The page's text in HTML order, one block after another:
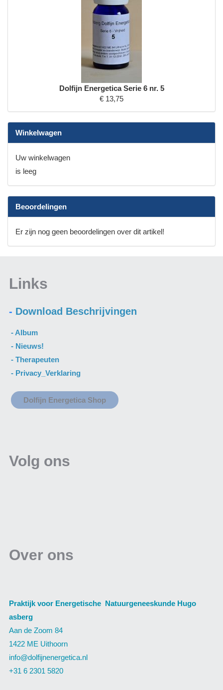
Dolfijn Energetica Serie 6 nr. 5
€ 13,75
Winkelwagen
Uw winkelwagen
is leeg
Beoordelingen
Er zijn nog geen beoordelingen over dit artikel!
Links
- Download Beschrijvingen
- Album
- Nieuws!
- Therapeuten
- Privacy_Verklaring
Dolfijn Energetica Shop
Volg ons
Over ons
Praktijk voor Energetische Natuurgeneeskunde Hugo
asberg
Aan de Zoom 84
1422 ME Uithoorn
info@dolfijnenergetica.nl
+31 6 2301 5820